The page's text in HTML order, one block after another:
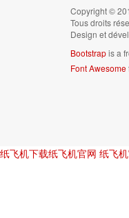
Copyright ©
Tous droits
Design et
Bootstrapis a
Font Awesome
纸飞机下载纸飞机官网 纸飞